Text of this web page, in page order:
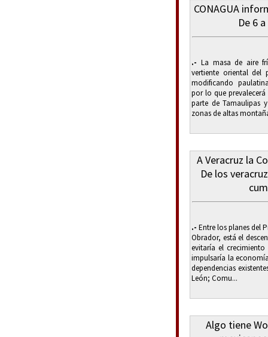
CONAGUA
De 6
.- La masa de aire
vertiente oriental del
modificando
por lo que
parte de Tamaulipas
zonas de altas
A Veracruz la
De los
.- Entre los planes del
Obrador, está el
evitaría el crecimiento
impulsaría la
dependencias
León; Comu...
Algo tiene